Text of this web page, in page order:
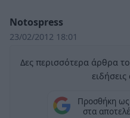
Notospress
23/02/2012 18:01
Δες περισσότερα άρθρα
Προσθήκη
στα